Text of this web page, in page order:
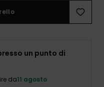
un punto di
da11 agosto